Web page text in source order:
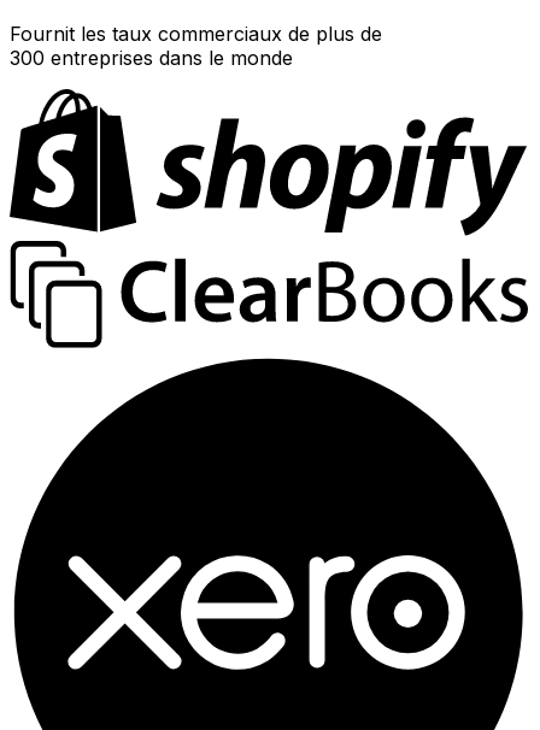
Fournit les taux commerciaux de plus de
300 entreprises dans le monde